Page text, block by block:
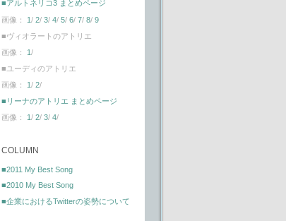
■アルトネリコ3 まとめページ
画像： 1/ 2/ 3/ 4/ 5/ 6/ 7/ 8/ 9
■ヴィオラートのアトリエ
画像： 1/
■ユーディのアトリエ
画像： 1/ 2/
■リーナのアトリエ まとめページ
画像： 1/ 2/ 3/ 4/
COLUMN
■2011 My Best Song
■2010 My Best Song
■企業におけるTwitterの姿勢について